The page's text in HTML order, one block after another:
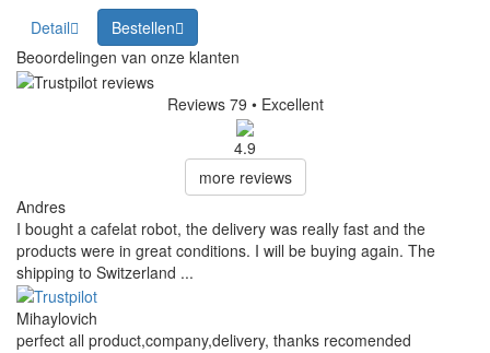
Detail
Bestellen
Beoordelingen van onze klanten
Reviews 79 • Excellent
4.9
more reviews
Andres
I bought a cafelat robot, the delivery was really fast and the
products were in great conditions. I will be buying again. The
shipping to Switzerland ...
Mihaylovich
perfect all product,company,delivery, thanks recomended